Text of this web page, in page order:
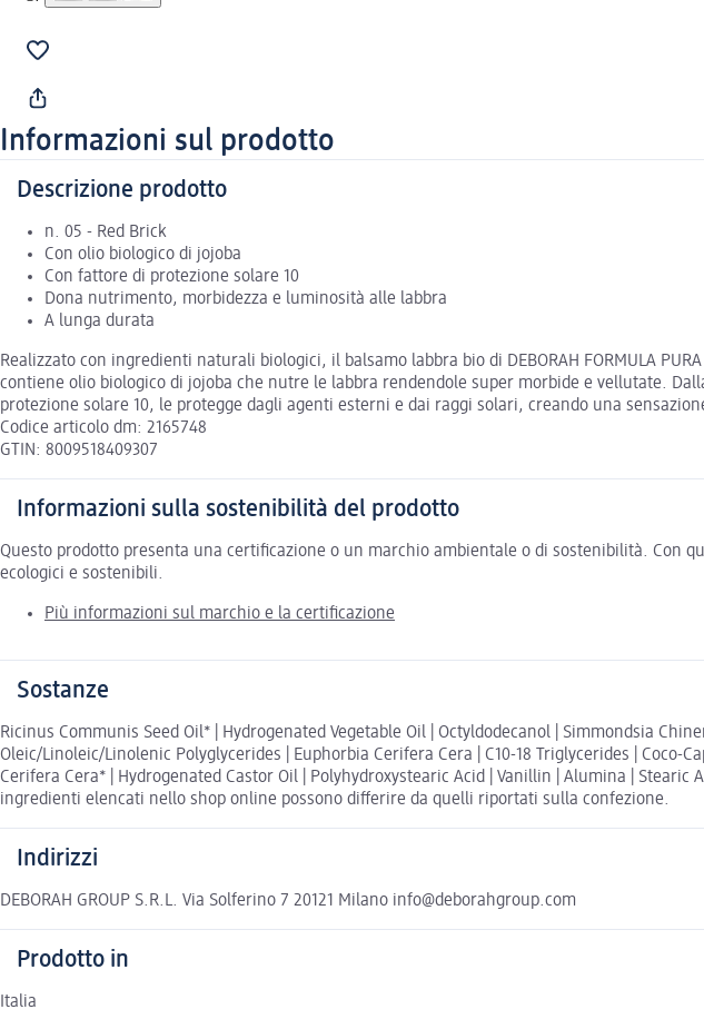
Informazioni sul prodotto
Descrizione prodotto
n. 05 - Red Brick
Con olio biologico di jojoba
Con fattore di protezione solare 10
Dona nutrimento, morbidezza e luminosità alle labbra
A lunga durata
Realizzato con ingredienti naturali biologici, il balsamo labbra bio di DEBORAH FORMULA
contiene olio biologico di jojoba che nutre le labbra rendendole super morbide e vellutate.
protezione solare 10, le protegge dagli agenti esterni e dai raggi solari, creando una
Codice articolo dm: 2165748
GTIN: 8009518409307
Informazioni sulla sostenibilità del prodotto
Questo prodotto presenta una certificazione o un marchio ambientale o di sostenibilità. Con
ecologici e sostenibili.
Più informazioni sul marchio e la certificazione
Sostanze
Ricinus Communis Seed Oil* | Hydrogenated Vegetable Oil | Octyldodecanol | Simmondsia
Oleic/Linoleic/Linolenic Polyglycerides | Euphorbia Cerifera Cera | C10-18 Triglycerides |
Cerifera Cera* | Hydrogenated Castor Oil | Polyhydroxystearic Acid | Vanillin | Alumina | Stearic
ingredienti elencati nello shop online possono differire da quelli riportati sulla confezione.
Indirizzi
DEBORAH GROUP S.R.L. Via Solferino 7 20121 Milano info@deborahgroup.com
Prodotto in
Italia